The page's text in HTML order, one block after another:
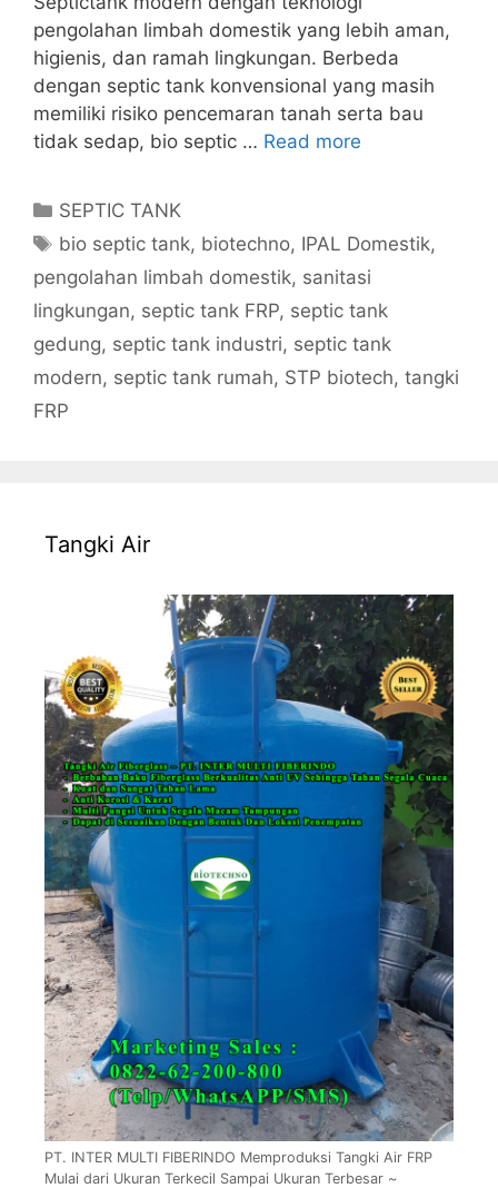
pengolahan limbah domestik yang lebih aman,
higienis, dan ramah lingkungan. Berbeda
dengan septic tank konvensional yang masih
memiliki risiko pencemaran tanah serta bau
tidak sedap, bio septic … Read more
Categories
SEPTIC TANK
Tags
bio septic tank, biotechno, IPAL Domestik,
pengolahan limbah domestik, sanitasi
lingkungan, septic tank FRP, septic tank
gedung, septic tank industri, septic tank
modern, septic tank rumah, STP biotech, tangki
FRP
Tangki Air
PT. INTER MULTI FIBERINDO Memproduksi Tangki Air FRP
Mulai dari Ukuran Terkecil Sampai Ukuran Terbesar ~